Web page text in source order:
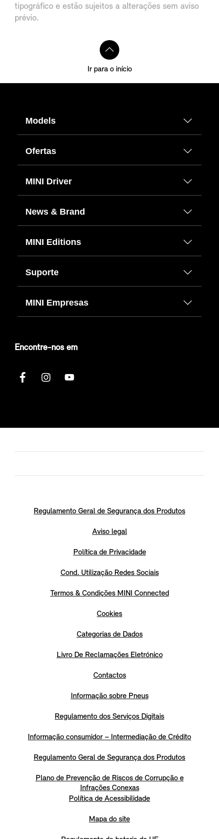
tipográfico e estão sujeitos a alterações sem aviso
prévio.
Ir para o início
Models
Ofertas
MINI Driver
News & Brand
MINI Editions
Suporte
MINI Empresas
Encontre-nos em
Regulamento Geral de Segurança dos Produtos
Aviso legal
Política de Privacidade
Cond. Utilização Redes Sociais
Termos & Condições MINI Connected
Cookies
Categorias de Dados
Livro De Reclamações Eletrónico
Contactos
Informação sobre Pneus
Regulamento dos Serviços Digitais
Informação consumidor – Intermediação de Crédito
Regulamento Geral de Segurança dos Produtos
Plano de Prevenção de Riscos de Corrupção e
Infrações Conexas
Política de Acessibilidade
Mapa do site